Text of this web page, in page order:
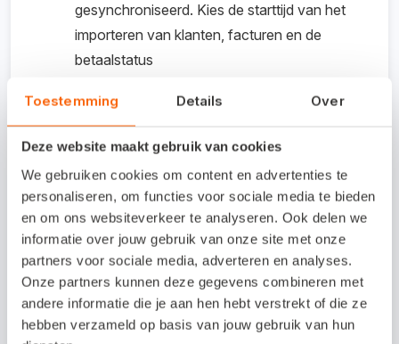
Toestemming Details Over
Deze website maakt gebruik van cookies
We gebruiken cookies om content en advertenties te
personaliseren, om functies voor sociale media te bieden
en om ons websiteverkeer te analyseren. Ook delen we
informatie over jouw gebruik van onze site met onze
partners voor sociale media, adverteren en analyses.
Onze partners kunnen deze gegevens combineren met
andere informatie die je aan hen hebt verstrekt of die ze
hebben verzameld op basis van jouw gebruik van hun
gesynchroniseerd. Kies de starttijd van het
importeren van klanten, facturen en de
betaalstatus
Tijdbesparend
Kosten koppeling /
proefperiode
Inregelen koppeling: € 250 eenmalig
S for Software helpt je graag bij de installatie en
instellingen van de aangekochte software, maar je kunt
er ook voor kiezen om de installatie zelf uit te voeren.